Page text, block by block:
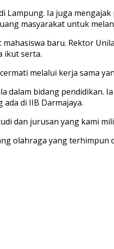
Ia juga
masyarakat untuk
baru. Rektor
ikut serta.
melalui kerja sama
dalam bidang pendidikan.
di IIB Darmajaya.
dan jurusan yang kami
olahraga yang terhimpun